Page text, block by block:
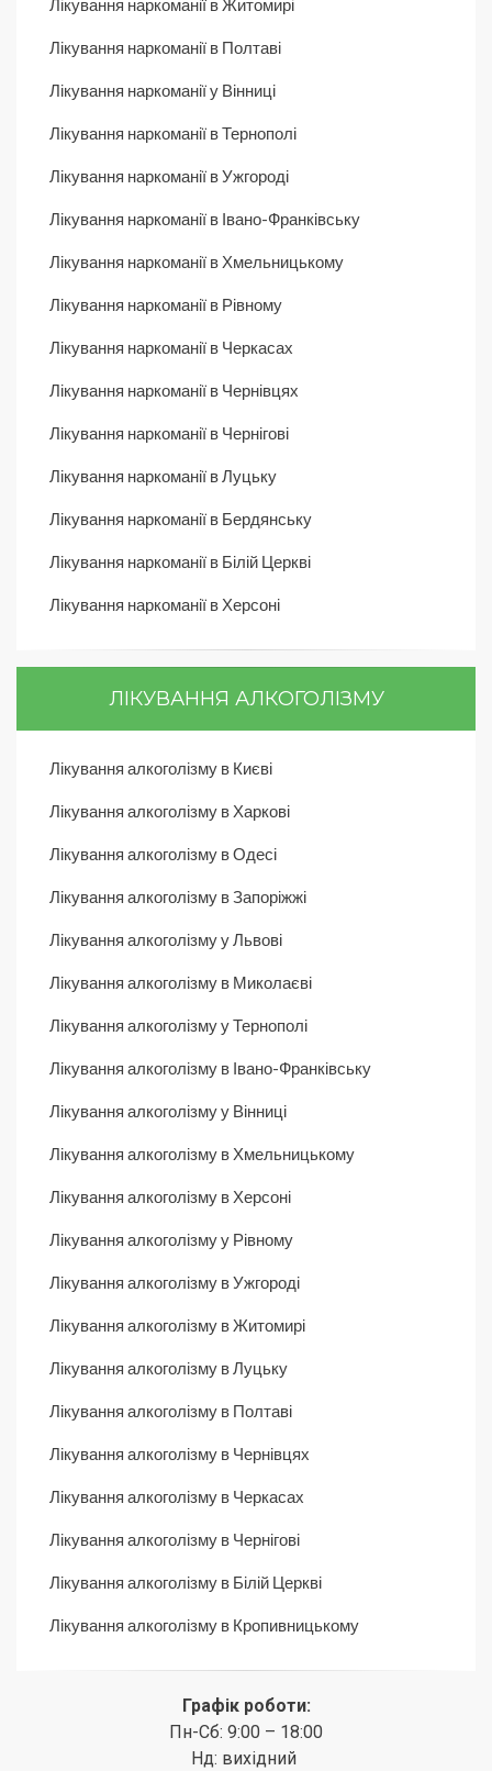
Лікування наркоманії в Житомирі
Лікування наркоманії в Полтаві
Лікування наркоманії у Вінниці
Лікування наркоманії в Тернополі
Лікування наркоманії в Ужгороді
Лікування наркоманії в Івано-Франківську
Лікування наркоманії в Хмельницькому
Лікування наркоманії в Рівному
Лікування наркоманії в Черкасах
Лікування наркоманії в Чернівцях
Лікування наркоманії в Чернігові
Лікування наркоманії в Луцьку
Лікування наркоманії в Бердянську
Лікування наркоманії в Білій Церкві
Лікування наркоманії в Херсоні
ЛІКУВАННЯ АЛКОГОЛІЗМУ
Лікування алкоголізму в Києві
Лікування алкоголізму в Харкові
Лікування алкоголізму в Одесі
Лікування алкоголізму в Запоріжжі
Лікування алкоголізму у Львові
Лікування алкоголізму в Миколаєві
Лікування алкоголізму у Тернополі
Лікування алкоголізму в Івано-Франківську
Лікування алкоголізму у Вінниці
Лікування алкоголізму в Хмельницькому
Лікування алкоголізму в Херсоні
Лікування алкоголізму у Рівному
Лікування алкоголізму в Ужгороді
Лікування алкоголізму в Житомирі
Лікування алкоголізму в Луцьку
Лікування алкоголізму в Полтаві
Лікування алкоголізму в Чернівцях
Лікування алкоголізму в Черкасах
Лікування алкоголізму в Чернігові
Лікування алкоголізму в Білій Церкві
Лікування алкоголізму в Кропивницькому
Графік роботи:
Пн-Сб: 9:00 – 18:00
Нд: вихідний